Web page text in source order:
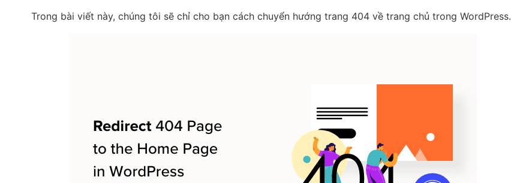
Trong bài viết này, chúng tôi sẽ chỉ cho bạn cách chuyển hướng trang 404 về trang chủ trong WordPress.